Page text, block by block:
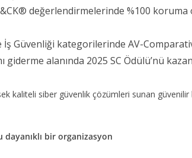
değerlendirmelerinde %100
İş Güvenliği kategorilerinde AV-
giderme alanında 2025 SC Ödülü’nü
kaliteli siber güvenlik çözümleri sunan güvenilir
dayanıklı bir organizasyon